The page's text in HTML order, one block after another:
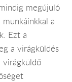
megújuló
a
Ezt a
a virágküldés
virágküldő